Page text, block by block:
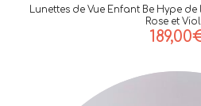
Lunettes de Vue Enfant Be Hype
Rose et
189,00